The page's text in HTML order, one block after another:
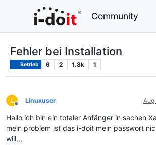
Community
Fehler bei Installation
Betrieb 6 2 1.8k 1
L
Offline
Linuxuser Aug
Hallo ich bin ein totaler Anfänger in sachen
mein problem ist das i-doit mein passwort
will,,,